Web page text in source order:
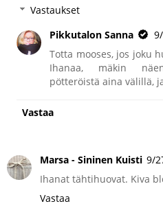
Vastaukset
Pikkutalon Sanna
Totta mooses, jos joku
Ihanaa, mäkin
pötteröistä aina välillä,
Vastaa
Marsa - Sininen Kuisti 9/
Ihanat tähtihuovat. Kiva
Vastaa